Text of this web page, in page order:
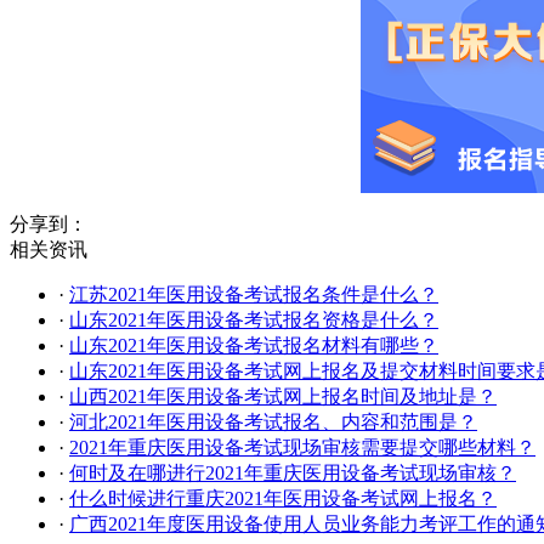
分享到：
相关资讯
· 江苏2021年医用设备考试报名条件是什么？
· 山东2021年医用设备考试报名资格是什么？
· 山东2021年医用设备考试报名材料有哪些？
· 山东2021年医用设备考试网上报名及提交材料时间要求
· 山西2021年医用设备考试网上报名时间及地址是？
· 河北2021年医用设备考试报名、内容和范围是？
· 2021年重庆医用设备考试现场审核需要提交哪些材料？
· 何时及在哪进行2021年重庆医用设备考试现场审核？
· 什么时候进行重庆2021年医用设备考试网上报名？
· 广西2021年度医用设备使用人员业务能力考评工作的通